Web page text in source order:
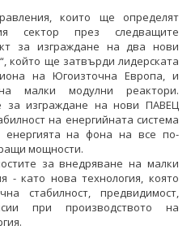
които ще определят
сектор през следващите
за изграждане на два нови
който ще затвърди лидерската
на Югоизточна Европа, и
малки модулни реактори.
за изграждане на нови ПАВЕЦ
на енергийната система
на фона на все по-
мощности.
за внедряване на малки
- като нова технология, която
стабилност, предвидимост,
при производството на